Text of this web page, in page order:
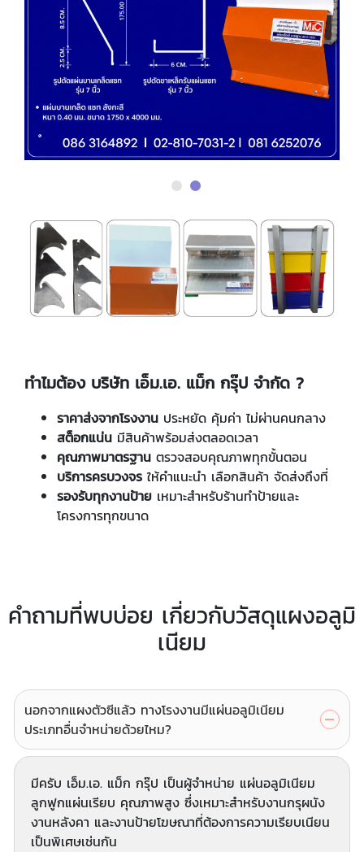
ทำไมต้อง บริษัท เอ็ม.เอ. แม็ก กรุ๊ป จำกัด ?
ราคาส่งจากโรงงาน ประหยัด คุ้มค่า ไม่ผ่านคนกลาง
สต็อกแน่น มีสินค้าพร้อมส่งตลอดเวลา
คุณภาพมาตรฐาน ตรวจสอบคุณภาพทุกขั้นตอน
บริการครบวงจร ให้คำแนะนำ เลือกสินค้า จัดส่งถึงที่
รองรับทุกงานป้าย เหมาะสำหรับร้านทำป้ายและ
โครงการทุกขนาด
คำถามที่พบบ่อย เกี่ยวกับวัสดุแผงอลูมิ
เนียม
นอกจากแผงตัวซีแล้ว ทางโรงงานมีแผ่นอลูมิเนียม
ประเภทอื่นจำหน่ายด้วยไหม?
มีครับ เอ็ม.เอ. แม็ก กรุ๊ป เป็นผู้จำหน่าย แผ่นอลูมิเนียม
ลูกฟูกแผ่นเรียบ คุณภาพสูง ซึ่งเหมาะสำหรับงานกรุผนัง
งานหลังคา และงานป้ายโฆษณาที่ต้องการความเรียบเนียน
เป็นพิเศษเช่นกัน